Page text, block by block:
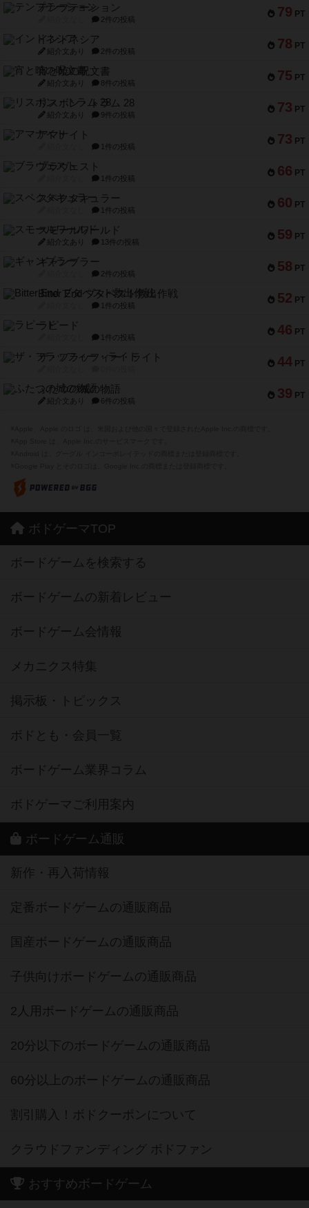
79 PT
テンプテーション
2件の投稿
78 PT
インドネシア
紹介文あり 2件の投稿
75 PT
宵と暁の呪文書
紹介文あり 8件の投稿
73 PT
リスボン・トラム 28
紹介文あり 9件の投稿
73 PT
アマナイト
1件の投稿
66 PT
ブラヴェスト
1件の投稿
60 PT
スペクタキュラー
1件の投稿
59 PT
スモールワールド
紹介文あり 13件の投稿
58 PT
ギャンブラー
2件の投稿
52 PT
Bitter End ブタペスト救出作戦
1件の投稿
46 PT
ラピード
1件の投稿
44 PT
ザ・フラッフィー・ライト
39 PT
ふたつの城の物語
紹介文あり 6件の投稿
ボドゲーマTOP
ボードゲームを検索する
ボードゲームの新着レビュー
ボードゲーム会情報
メカニクス特集
掲示板・トピックス
ボドとも・会員一覧
ボードゲーム業界コラム
ボドゲーマご利用案内
ボードゲーム通販
新作・再入荷情報
定番ボードゲームの通販商品
国産ボードゲームの通販商品
子供向けボードゲームの通販商品
2人用ボードゲームの通販商品
20分以下のボードゲームの通販商品
60分以上のボードゲームの通販商品
割引購入！ボドクーポンについて
クラウドファンディング ボドファン
おすすめボードゲーム